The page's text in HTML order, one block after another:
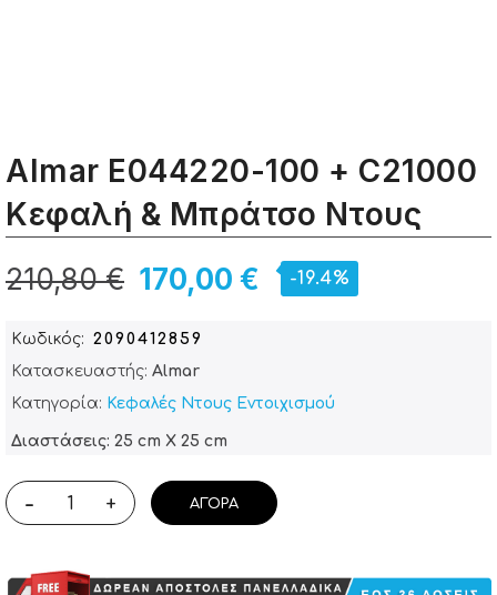
Almar E044220-100 + C21000
Κεφαλή & Μπράτσο Ντους
170,00 €
210,80 € -19.4%
Κωδικός
2090412859
Κατασκευαστής: Almar
Κατηγορία: Κεφαλές Ντους Εντοιχισμού
Διαστάσεις: 25 cm X 25 cm
- + ΑΓΟΡΆ